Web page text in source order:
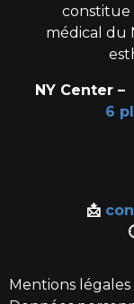
constitue
médical du
NY Center
6
📩
Mentions légales